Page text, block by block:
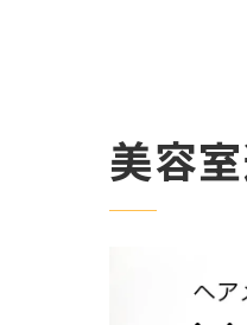
美容